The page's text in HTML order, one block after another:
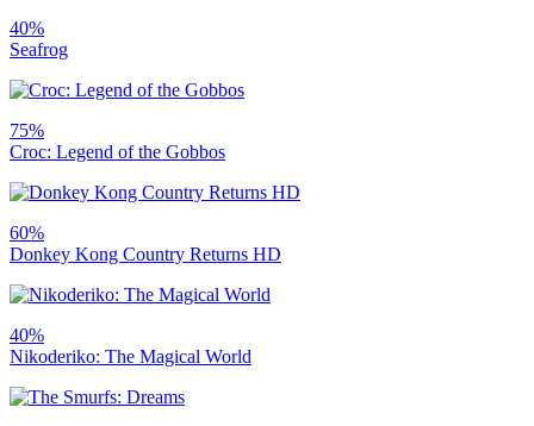
40%
Seafrog
75%
Croc: Legend of the Gobbos
60%
Donkey Kong Country Returns HD
40%
Nikoderiko: The Magical World